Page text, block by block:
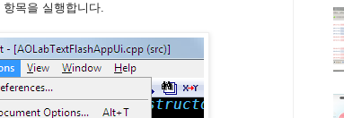
항목을 실행합니다.